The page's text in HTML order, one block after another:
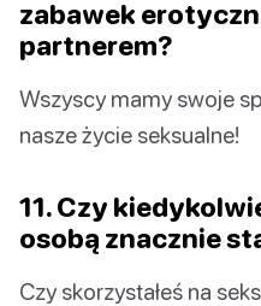
zabawek
partnerem?
Wszyscy mamy swoje
nasze życie seksualne!
11. Czy
osobą znacznie
Czy skorzystałeś na